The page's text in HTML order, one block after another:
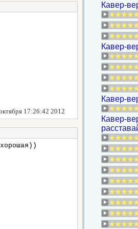
17:26:42 2012
Кавер-
Кавер-
Кавер-
Кавер-